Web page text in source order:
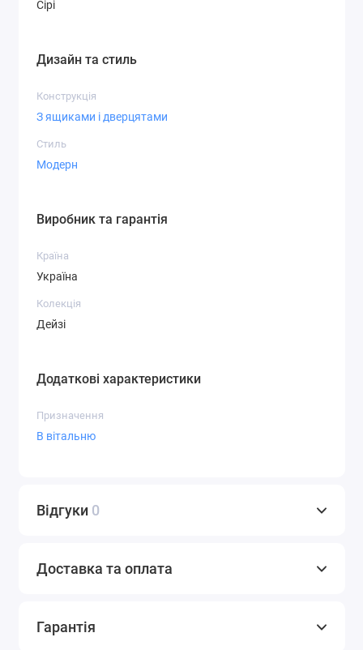
Сірі
Дизайн та стиль
Конструкція
З ящиками і дверцятами
Стиль
Модерн
Виробник та гарантія
Країна
Україна
Колекція
Дейзі
Додаткові характеристики
Призначення
В вітальню
Відгуки 0
Доставка та оплата
Гарантія